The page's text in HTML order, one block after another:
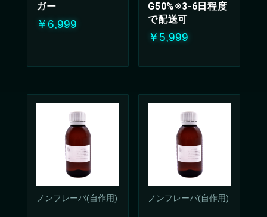
ガー
￥6,999
G50%※3-6日程度
で配送可
￥5,999
ノンフレーバ(自作用) ノンフレーバ(自作用)